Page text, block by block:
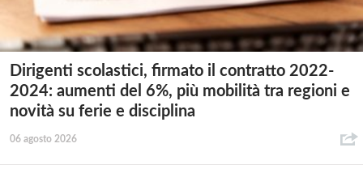
Dirigenti scolastici, firmato il contratto 2022-
2024: aumenti del 6%, più mobilità tra regioni e
novità su ferie e disciplina
06 agosto 2026